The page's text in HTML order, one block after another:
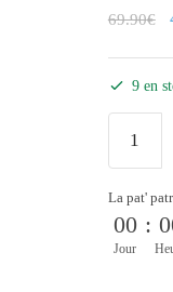
69.90€
9 en
La pat'
00
Jour
: